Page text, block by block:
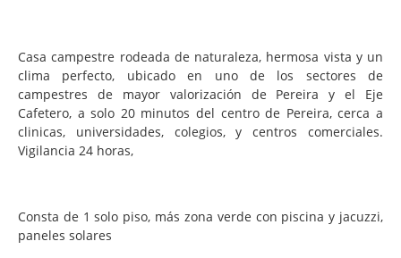
Casa campestre rodeada de naturaleza, hermosa vista y un
clima perfecto, ubicado en uno de los sectores de
campestres de mayor valorización de Pereira y el Eje
Cafetero, a solo 20 minutos del centro de Pereira, cerca a
clinicas, universidades, colegios, y centros comerciales.
Vigilancia 24 horas,
Consta de 1 solo piso, más zona verde con piscina y jacuzzi,
paneles solares